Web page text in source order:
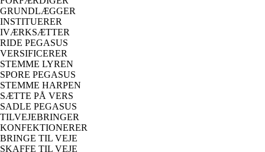
GRUNDLÆGGER
INSTITUERER
IVÆRKSÆTTER
RIDE PEGASUS
VERSIFICERER
STEMME LYREN
SPORE PEGASUS
STEMME HARPEN
SÆTTE PÅ VERS
SADLE PEGASUS
TILVEJEBRINGER
KONFEKTIONERER
BRINGE TIL VEJE
SKAFFE TIL VEJE